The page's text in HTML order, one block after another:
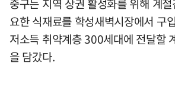
중구는 지역 상권 활성화를 위해 계
요한 식재료를 학성새벽시장에서 구
저소득 취약계층 300세대에 전달할
을 담갔다.